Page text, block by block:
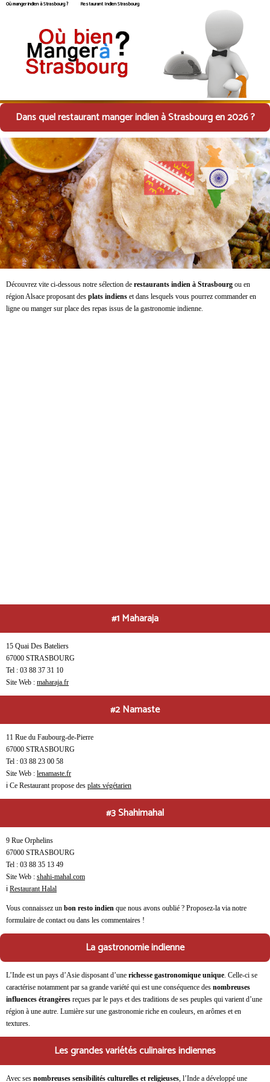
Où manger indien à Strasbourg ? Restaurant Indien Strasbourg
Dans quel restaurant manger indien à Strasbourg en 2026 ?
Découvrez vite ci-dessous notre sélection de restaurants indien à Strasbourg ou en
région Alsace proposant des plats indiens et dans lesquels vous pourrez commander en
ligne ou manger sur place des repas issus de la gastronomie indienne.
#1 Maharaja
15 Quai Des Bateliers
67000 STRASBOURG
Tel : 03 88 37 31 10
Site Web : maharaja.fr
#2 Namaste
11 Rue du Faubourg-de-Pierre
67000 STRASBOURG
Tel : 03 88 23 00 58
Site Web : lenamaste.fr
ℹ Ce Restaurant propose des plats végétarien
#3 Shahimahal
9 Rue Orphelins
67000 STRASBOURG
Tel : 03 88 35 13 49
Site Web : shahi-mahal.com
ℹ Restaurant Halal
Vous connaissez un bon resto indien que nous avons oublié ? Proposez-la via notre
formulaire de contact ou dans les commentaires !
La gastronomie indienne
L’Inde est un pays d’Asie disposant d’une richesse gastronomique unique. Celle-ci se
caractérise notamment par sa grande variété qui est une conséquence des nombreuses
influences étrangères reçues par le pays et des traditions de ses peuples qui varient d’une
région à une autre. Lumière sur une gastronomie riche en couleurs, en arômes et en
textures.
Les grandes variétés culinaires indiennes
Avec ses nombreuses sensibilités culturelles et religieuses, l’Inde a développé une